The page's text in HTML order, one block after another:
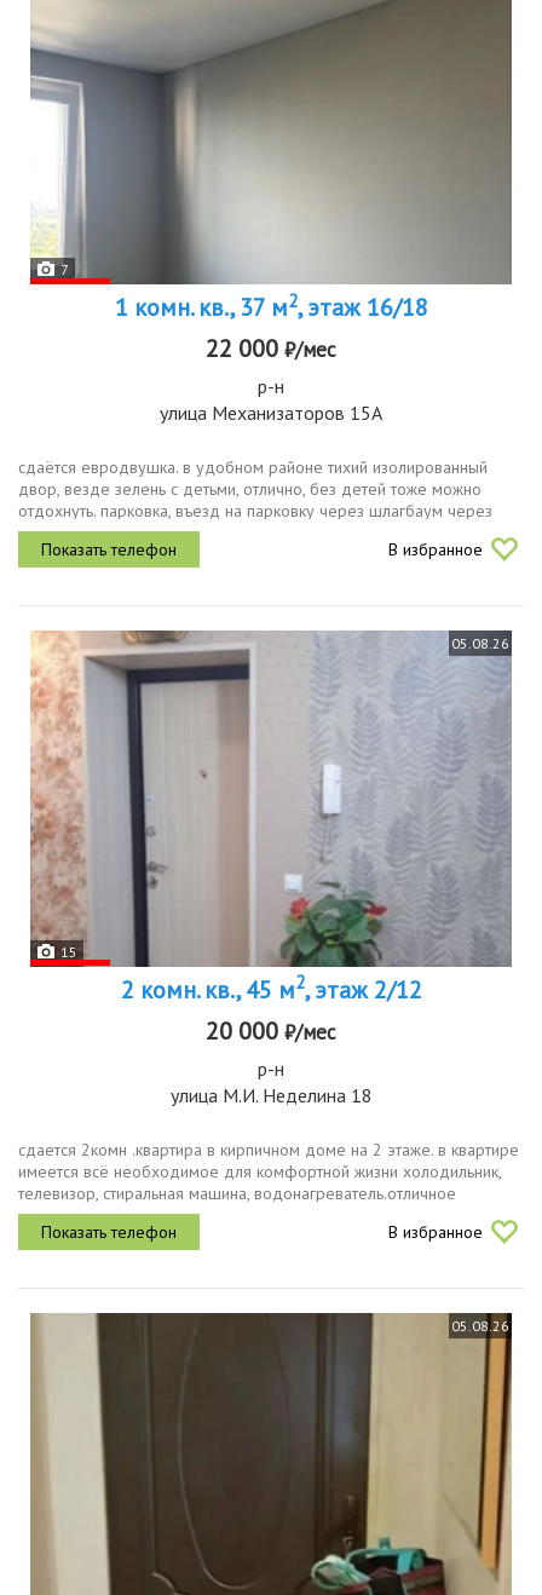
7
1 комн. кв., 37 м2, этаж 16/18
22 000 ₽/мес
р-н
улица Механизаторов 15А
сдаётся евродвушка. в удобном районе тихий изолированный
двор, везде зелень с детьми, отлично, без детей тоже можно
отдохнуть. парковка, въезд на парковку через шлагбаум через
камеру по номерам.
В избранное
05.08.26
15
2 комн. кв., 45 м2, этаж 2/12
20 000 ₽/мес
р-н
улица М.И. Неделина 18
сдается 2комн .квартира в кирпичном доме на 2 этаже. в квартире
имеется всё необходимое для комфортной жизни холодильник,
телевизор, стиральная машина, водонагреватель.отличное
месторасположение дома рядом школы, дс, магазины, остановки.
сдается...
В избранное
05.08.26